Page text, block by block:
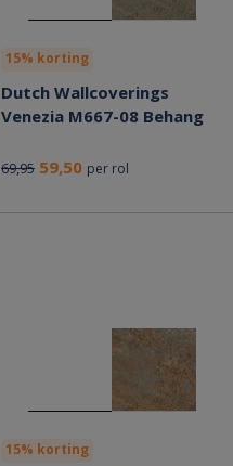
15% korting
Dutch Wallcoverings
Venezia M667-08 Behang
69,95 59,50 per rol
15% korting